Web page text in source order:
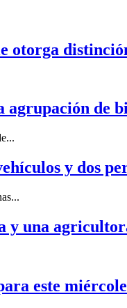
otorga
agrupación de
y dos
y una
este